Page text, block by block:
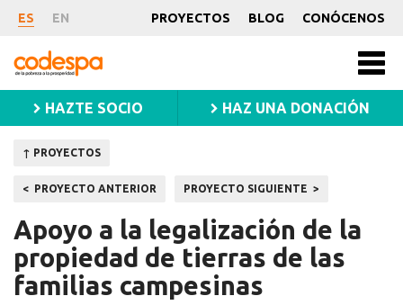
Proyecto
ES EN PROYECTOS BLOG CONÓCENOS
CODESPA
HAZTE SOCIO HAZ UNA DONACIÓN
↑ PROYECTOS
Navegación
de
entradas
PROYECTO ANTERIOR PROYECTO SIGUIENTE
Apoyo a la legalización de la
propiedad de tierras de las
familias campesinas